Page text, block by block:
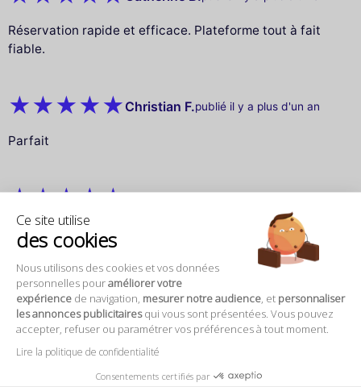
Ce site utilise
des cookies
Nous utilisons des cookies et vos données
personnelles pouraméliorer votre
expérience de navigation, mesurer notre audience , et personnaliser
les annonces publicitairesqui vous sont présentées. Vous pouvez
accepter, refuser ou paramétrer vos préférences à tout moment.
Lire la politique de confidentialité
Consentements certifiés par
Réservation rapide et efficace. Plateforme tout à fait
fiable.
Christian F.publié il y a plus d'un an
Parfait
Claire C.publié il y a plus d'un an
Super il n’y avait pas de places avec horaire ce jour ( 2
réussi par votre site à avoir un billet ss horaire et
surtout il n’y avait quasiment pas d’attente ! Merci